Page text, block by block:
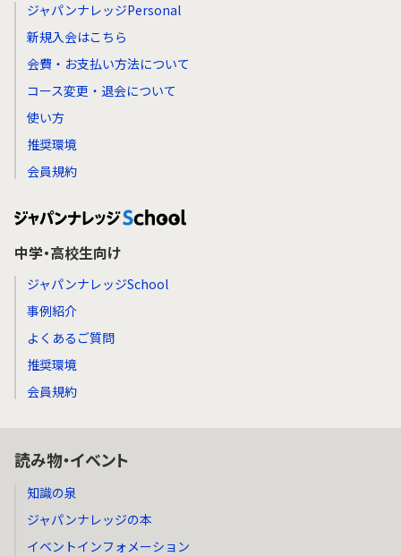
ジャパンナレッジPersonal
新規入会はこちら
会費・お支払い方法について
コース変更・退会について
使い方
推奨環境
会員規約
中学・高校生向け
ジャパンナレッジSchool
事例紹介
よくあるご質問
推奨環境
会員規約
読み物・イベント
知識の泉
ジャパンナレッジの本
イベントインフォメーション